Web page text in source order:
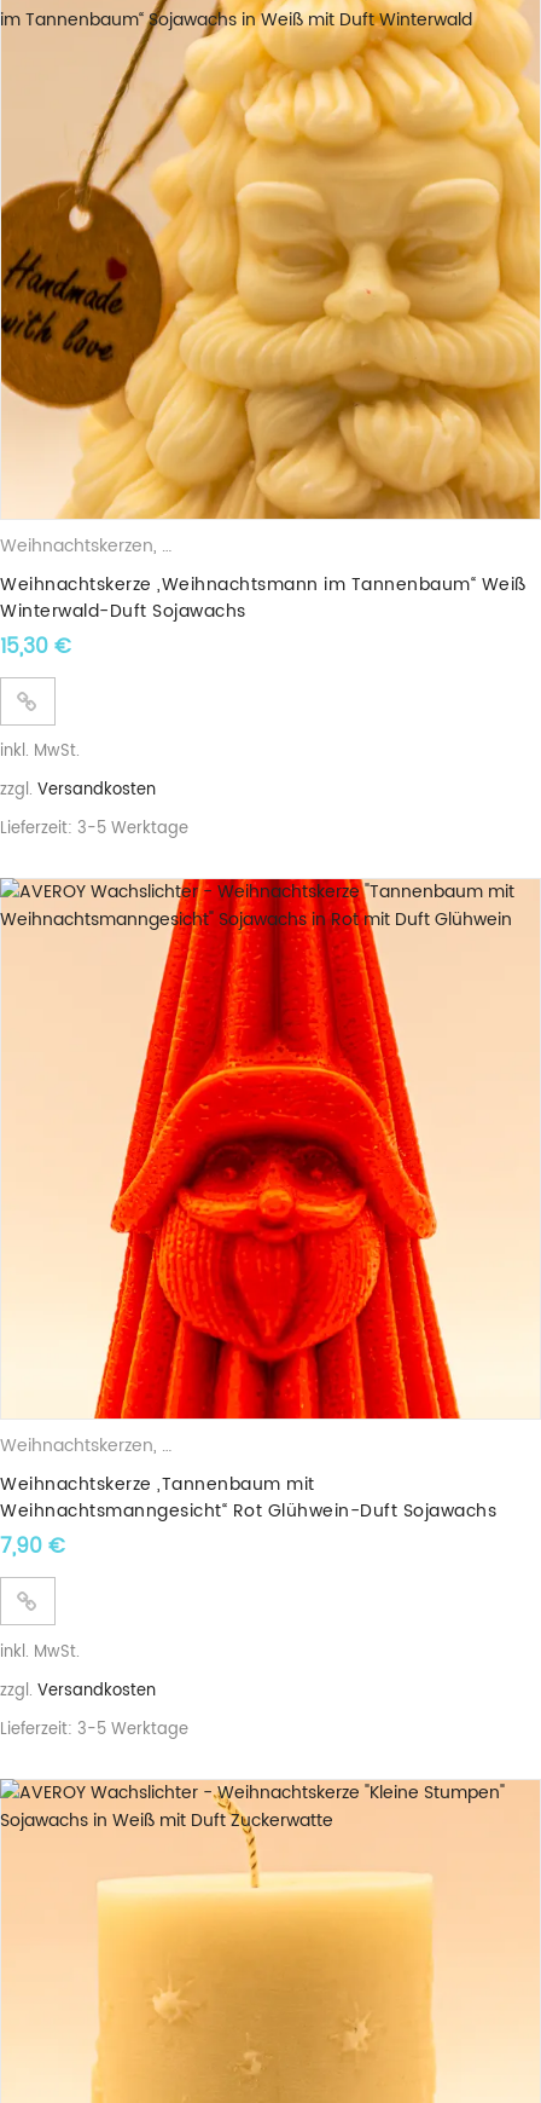
Weihnachtskerzen, Duftkerzen
Weihnachtskerze „Weihnachtsmann im Tannenbaum“ Weiß
Winterwald-Duft Sojawachs
15,30€
inkl. MwSt.
zzgl. Versandkosten
Lieferzeit: 3-5 Werktage
Weihnachtskerzen, Duftkerzen
Weihnachtskerze „Tannenbaum mit
Weihnachtsmanngesicht“ Rot Glühwein-Duft Sojawachs
7,90€
inkl. MwSt.
zzgl. Versandkosten
Lieferzeit: 3-5 Werktage